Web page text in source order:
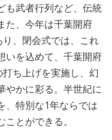
も武者行列など、伝統
た、今年は千葉開府
、閉会式では、これ
いを込めて、千葉開府
ち上げを実施し、幻
やかに彩る。半世紀に
、特別な1年ならでは
とができる。